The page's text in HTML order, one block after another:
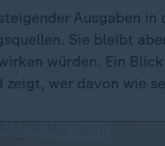
Ausgaben
Sie bleibt
würden. Ein
zeigt, wer davon wie